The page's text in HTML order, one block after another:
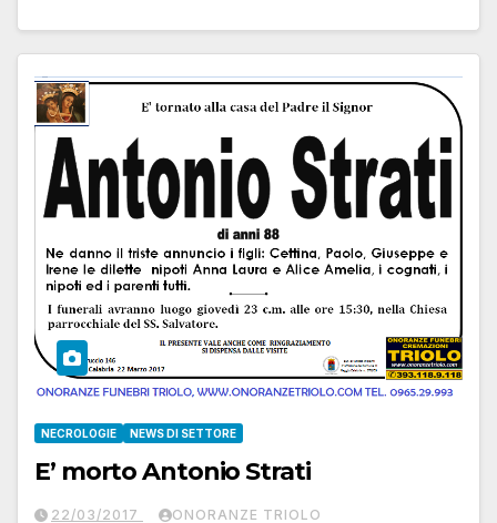
NECROLOGIE NEWS DI SETTORE
E’ morto Antonio Strati
22/03/2017 ONORANZE TRIOLO